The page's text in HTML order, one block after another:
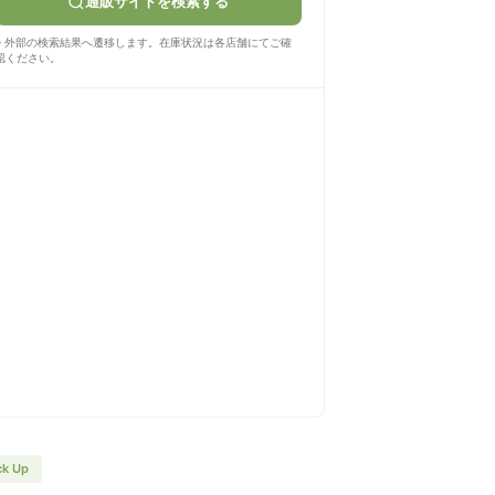
外部の検索結果へ遷移します。在庫状況は各店舗にてご確
ください。
Up